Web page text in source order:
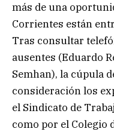
más de una
Corrientes están
Tras consultar
ausentes (Eduardo
Semhan), la cúpula
consideración los
el Sindicato de
como por el Colegio